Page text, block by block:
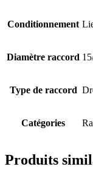
Conditionnement
Diamètre raccord
Type de raccord
Catégories
Produits